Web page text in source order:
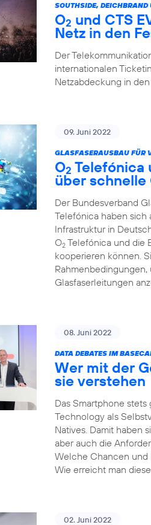
SOUTHSIDE,
O2 und CTS
Netz in den
Der
internationalen
Netzabdeckung in
09. Juni 2022
GLASFASERAUSBAU FÜR
O2 Telefónica
über schnelle
Der Bundesverband
Telefónica haben sich
Infrastruktur in
O2 Telefónica und die
kooperieren können.
Glasfaserleitungen
08. Juni 2022
DATA DEBATES IM
Wer mit der
sie verstehen
Das Smartphone
Technology als
Natives. Damit haben
aber auch die
Welche Chancen und
Wie erreicht man
02. Juni 2022